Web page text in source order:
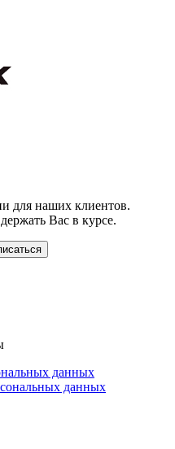
для наших клиентов.
Вас в курсе.
данных
данных